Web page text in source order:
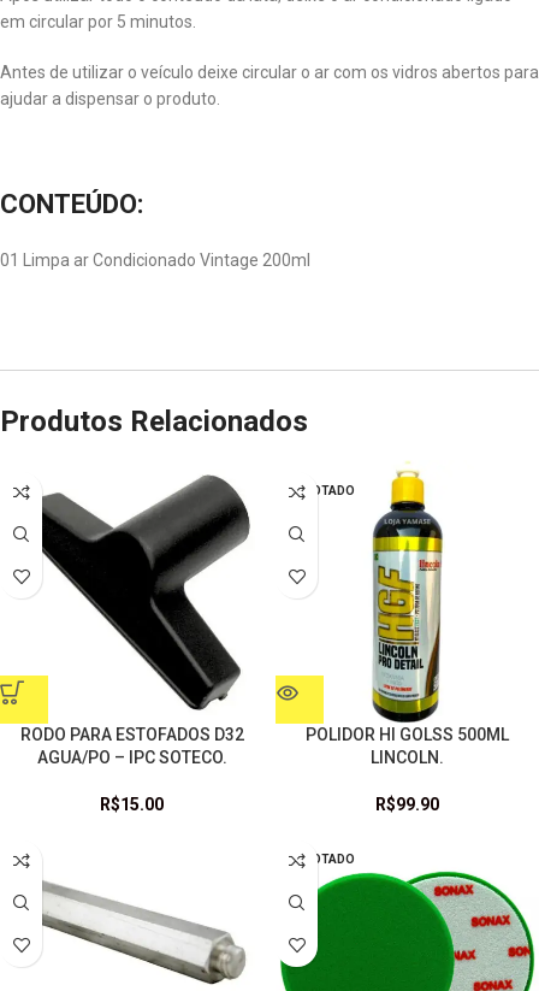
em circular por 5 minutos.
Antes de utilizar o veículo deixe circular o ar com os vidros abertos para
ajudar a dispensar o produto.
CONTEÚDO:
01 Limpa ar Condicionado Vintage 200ml
Produtos Relacionados
RODO PARA ESTOFADOS D32
AGUA/PO – IPC SOTECO.
R$15.00
ESGOTADO
POLIDOR HI GOLSS 500ML
LINCOLN.
R$99.90
ESGOTADO